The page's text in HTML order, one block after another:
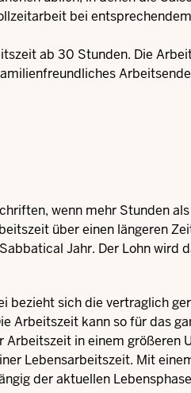
bei
ab 30 Stunden. Die
wenn mehr Stunden
über einen längeren
Jahr. Der Lohn wird
bezieht sich die vertraglich
Arbeitszeit kann so für das
in einem größeren
Lebensarbeitszeit. Mit
der aktuellen